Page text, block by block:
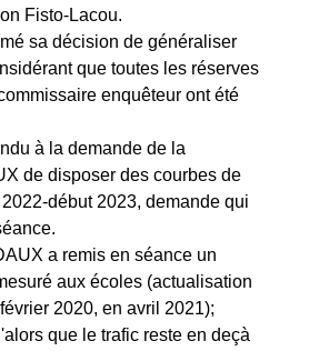
Fisto-Lacou.
sa décision de généraliser
que toutes les réserves
enquêteur ont été
à la demande de la
de disposer des courbes de
début 2023, demande qui
a remis en séance un
aux écoles (actualisation
2020, en avril 2021);
que le trafic reste en deçà